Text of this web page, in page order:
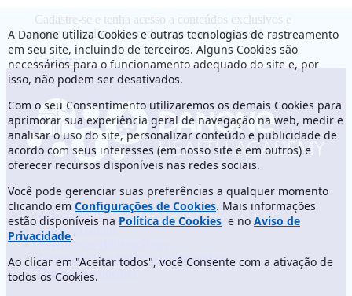
Cadastre-se e tenha acesso a conteúdos exclusivos e
personalizados de acordo com o seu interesse!
Cadastrar
Fale Conosco
Sobre a Danone
Referências Bibliográficas
Termos de Uso/Política de Privacidade
Dúvidas Frequentes
A Danone utiliza Cookies e outras tecnologias de rastreamento
em seu site, incluindo de terceiros. Alguns Cookies são
necessários para o funcionamento adequado do site e, por
isso, não podem ser desativados.
Com o seu Consentimento utilizaremos os demais Cookies para
aprimorar sua experiência geral de navegação na web, medir e
analisar o uso do site, personalizar conteúdo e publicidade de
acordo com seus interesses (em nosso site e em outros) e
oferecer recursos disponíveis nas redes sociais.
Você pode gerenciar suas preferências a qualquer momento
clicando em Configurações de Cookies. Mais informações
estão disponíveis na Política de Cookies e no Aviso de
Privacidade.
Ao clicar em "Aceitar todos", você Consente com a ativação de
todos os Cookies.